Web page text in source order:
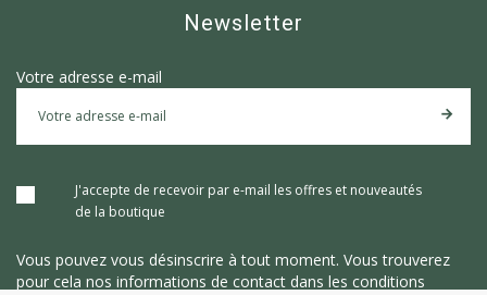
Newsletter
Votre adresse e-mail
J'accepte de recevoir par e-mail les offres et nouveautés
de la boutique
Vous pouvez vous désinscrire à tout moment. Vous trouverez
pour cela nos informations de contact dans les conditions